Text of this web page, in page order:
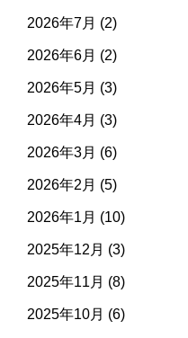
2026年7月 (2)
2026年6月 (2)
2026年5月 (3)
2026年4月 (3)
2026年3月 (6)
2026年2月 (5)
2026年1月 (10)
2025年12月 (3)
2025年11月 (8)
2025年10月 (6)